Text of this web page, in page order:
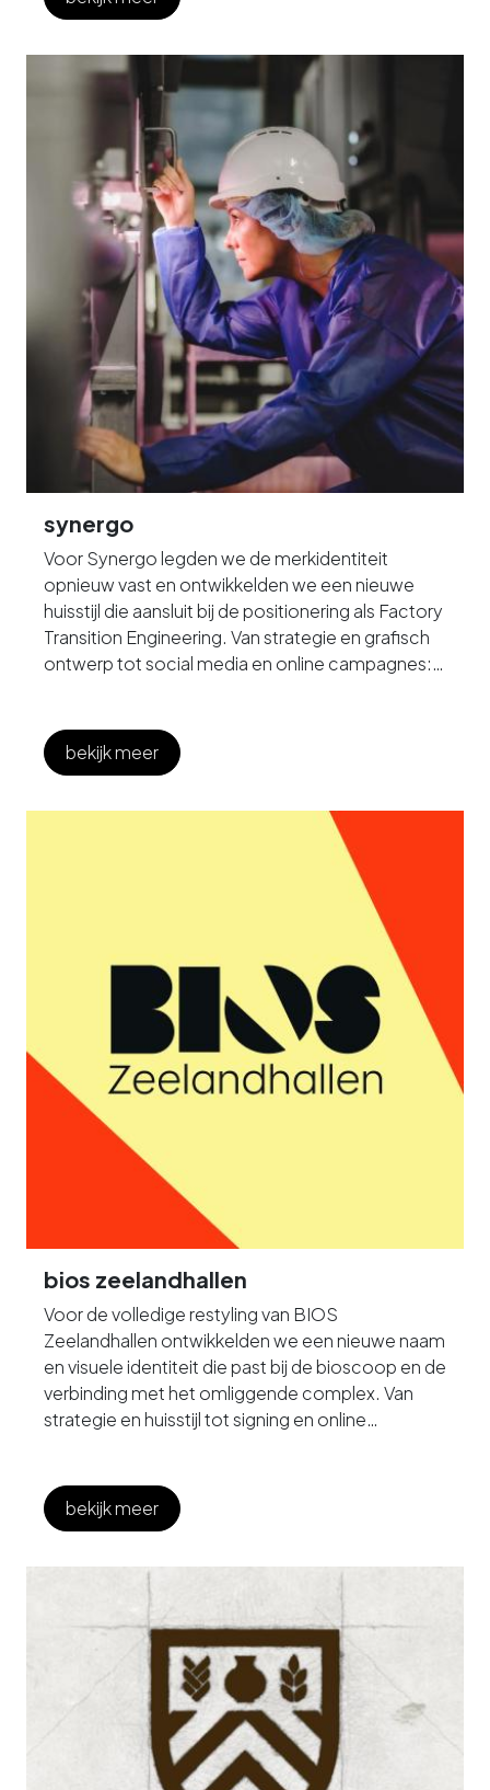
doelgroepen.
synergo
Voor Synergo legden we de merkidentiteit
opnieuw vast en ontwikkelden we een nieuwe
huisstijl die aansluit bij de positionering als Factory
Transition Engineering. Van strategie en grafisch
ontwerp tot social media en online campagnes:
juiste doelgroepen.
bekijk meer
bios zeelandhallen
Voor de volledige restyling van BIOS
Zeelandhallen ontwikkelden we een nieuwe naam
en visuele identiteit die past bij de bioscoop en de
verbinding met het omliggende complex. Van
strategie en huisstijl tot signing en online
bekijk meer